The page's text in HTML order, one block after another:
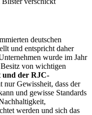
deutschen
und entspricht daher
wurde im Jahr
von wichtigen
der RJC-
nur Gewissheit, dass der
und gewisse Standards
werden und sich das